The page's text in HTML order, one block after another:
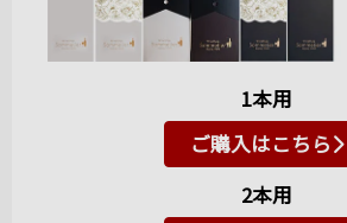
1本用
ご購入はこちら
2本用